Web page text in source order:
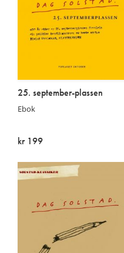
25. september-plassen
Ebok
kr 199